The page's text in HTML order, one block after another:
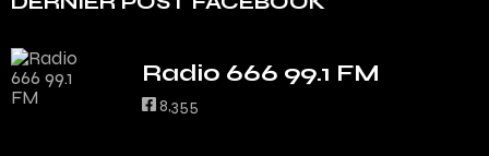
Radio 666 99.1 FM
8,355